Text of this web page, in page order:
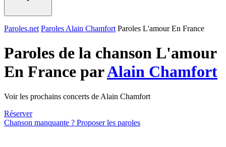
Paroles.net Paroles Alain Chamfort Paroles L'amour En France
Paroles de la chanson L'amour
En France parAlain Chamfort
Voir les prochains concerts de Alain Chamfort
Réserver
Chanson manquante ? Proposer les paroles